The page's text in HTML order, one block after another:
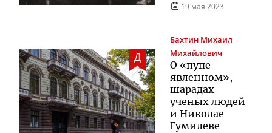
19 мая 2023
Д
Бахтин Михаил
Михайлович
О «пупе
явленном»,
шарадах
ученых людей
и Николае
Гумилеве